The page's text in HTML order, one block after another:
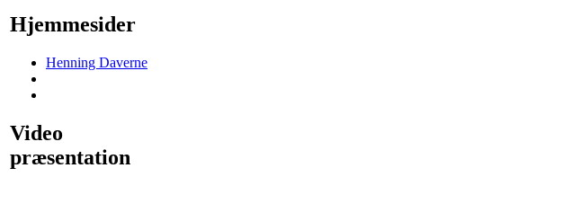
Hjemmesider
Henning Daverne
Video
præsentation